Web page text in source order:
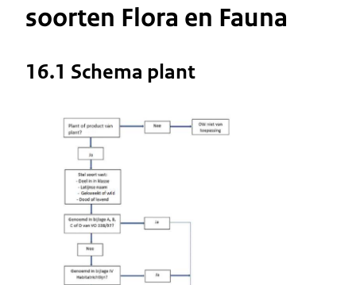
soorten Flora en Fauna
16.1 Schema plant